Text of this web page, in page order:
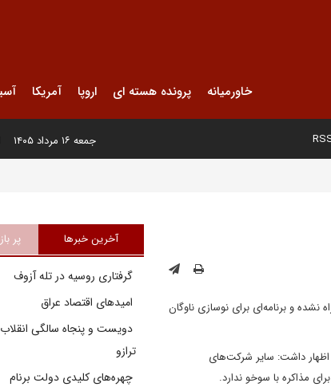
خاورمیانه پرونده هسته ای اروپا آمریکا
جمعه ۱۶ مرداد ۱۴۰۵
نشده و برنامه‌ای برای نوسازی ناوگان
اظهار داشت: سایر شرکت‌های
مذاکره با سوخو ندارد.
آخرین خبرها پر
گرفتاری روسیه در تله آزوف
امیدهای اقتصاد عراق
دویست و پنجاه سالگی انقلاب
ترازو
چهره‌های کلیدی دولت برنام